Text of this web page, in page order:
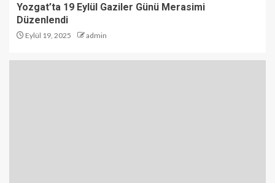
Yozgat’ta 19 Eylül Gaziler Günü Merasimi
Düzenlendi
Eylül 19, 2025 admin